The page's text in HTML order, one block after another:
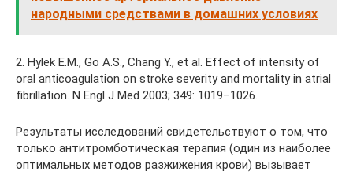
народными средствами в домашних условиях
2. Hylek E.M., Go A.S., Chang Y., et al. Effect of intensity of
oral anticoagulation on stroke severity and mortality in atrial
ﬁbrillation. N Engl J Med 2003; 349: 1019–1026.
Результаты исследований свидетельствуют о том, что
только антитромботическая терапия (один из наиболее
оптимальных методов разжижения крови) вызывает